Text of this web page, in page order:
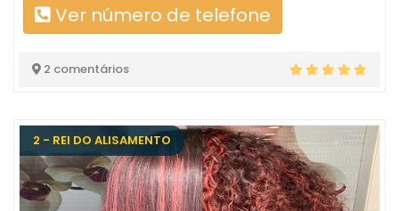
Ver número de telefone
2 comentários
2 - REI DO ALISAMENTO